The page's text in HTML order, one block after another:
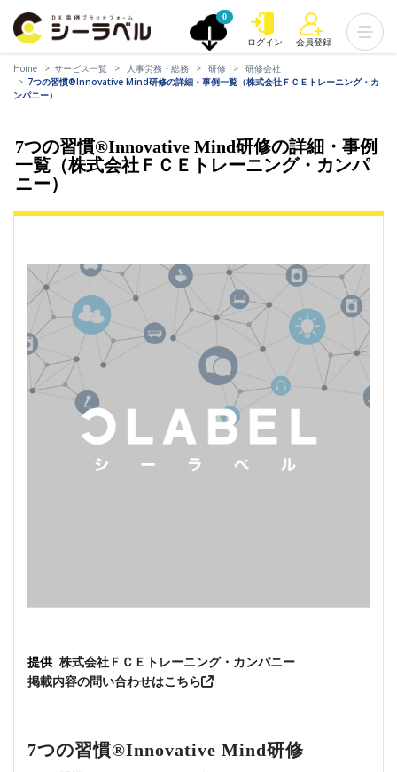
0
ログイン 会員登録
Home サービス一覧 人事労務・総務 研修
研修会社
7つの習慣®Innovative Mind研修の詳細・事例一覧（株式会社ＦＣＥトレーニング・カ
ンパニー）
7つの習慣®Innovative Mind研修の詳細・事例
一覧（株式会社ＦＣＥトレーニング・カンパ
ニー）
提供 株式会社ＦＣＥトレーニング・カンパニー
掲載内容の問い合わせはこちら
7つの習慣®Innovative Mind研修